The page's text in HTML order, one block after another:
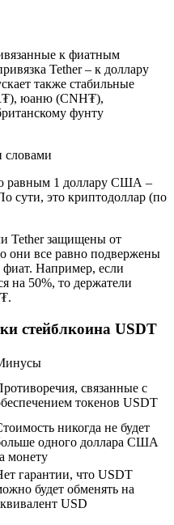
к фиатным
Tether – к доллару
также стабильные
юаню (CNH₮),
фунту
равным 1 доллару США –
сути, это криптодоллар (по
Tether защищены от
они все равно подвержены
Например, если
на 50%, то держатели
стейблкоина USDT
связанные с
токенов USDT
никогда не будет
одного доллара США
монету
гарантии, что USDT
будет обменять на
USD